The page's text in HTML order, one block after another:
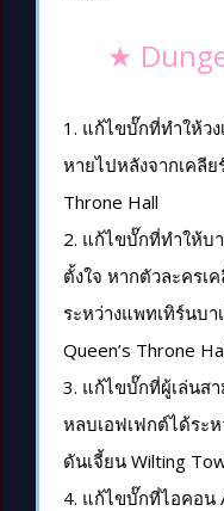
★
1. แก้ไขบั๊กที่ทำให้วง
หายไปหลังจากเคลีย
Throne Hall
2. แก้ไขบั๊กที่ทำให้บ
ตั้งใจ หากตัวละครเ
ระหว่างแพทเทิร์นบา
Queen’s Throne
3. แก้ไขบั๊กที่ผู้เล่นส
หลบเอฟเฟกต์ได้ระห
ดันเจี้ยน Wilting
4. แก้ไขบั๊กที่ไอคอน